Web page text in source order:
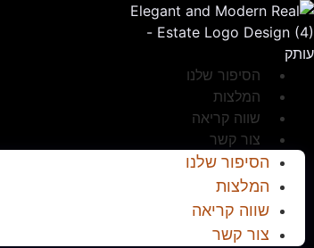
דלג
לתוכן
הסיפור שלנו
המלצות
שווה קריאה
צור קשר
הסיפור שלנו
המלצות
שווה קריאה
צור קשר